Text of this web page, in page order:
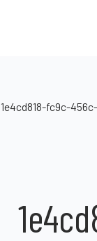
1e4cd818-fc9c-